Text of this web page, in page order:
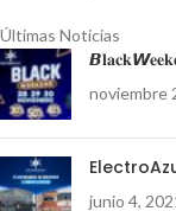
Últimas Noticias
noviembre
junio 4,